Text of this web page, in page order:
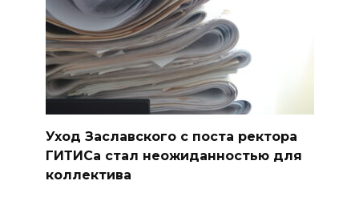
Уход Заславского с поста ректора
ГИТИСа стал неожиданностью для
коллектива